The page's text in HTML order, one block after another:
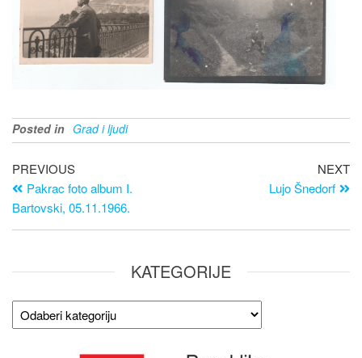
Posted in Grad i ljudi
PREVIOUS
Pakrac foto album I.
Bartovski, 05.11.1966.
NEXT
Lujo Šnedorf
KATEGORIJE